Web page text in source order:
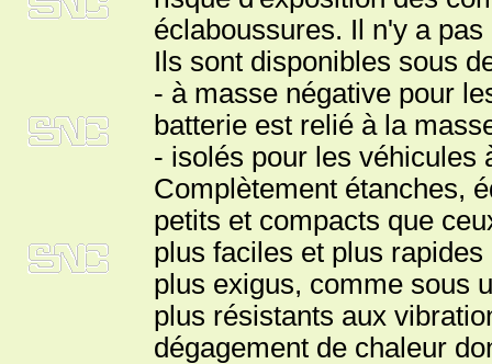
éclaboussures. Il n'y a
Ils sont disponibles sous
- à masse négative pour
batterie est relié à la
- isolés pour les véhicules
Complètement étanches,
petits et compacts que
plus faciles et plus
plus exigus, comme sous
plus résistants aux
dégagement de chaleur